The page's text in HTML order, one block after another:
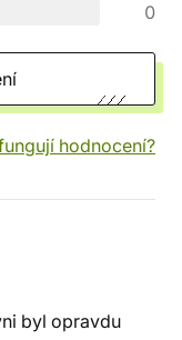
0
hodnocení?
byl opravdu